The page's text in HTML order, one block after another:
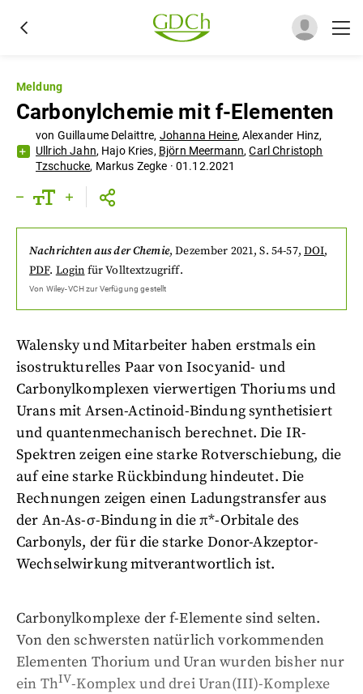
Meldung
Carbonylchemie mit f-Elementen
von Guillaume Delaittre, Johanna Heine,Alexander Hinz,
Ullrich Jahn, Hajo Kries, Björn Meermann,Carl Christoph
Tzschucke, Markus Zegke · 01.12.2021
Nachrichten aus der Chemie,Dezember 2021, S. 54-57, DOI,
PDF. Login für Volltextzugriff.
Von Wiley-VCHzur Verfügung gestellt
Walensky und Mitarbeiter haben erstmals ein
isostrukturelles Paar von Isocyanid- und
Carbonylkomplexen vierwertigen Thoriums und
Urans mit Arsen-Actinoid-Bindung synthetisiert
und quantenmechanisch berechnet. Die IR-
Spektren zeigen eine starke Rotverschiebung, die
auf eine starke Rückbindung hindeutet. Die
Rechnungen zeigen einen Ladungstransfer aus
der An-As-σ-Bindung in die π*-Orbitale des
Carbonyls, der für die starke Donor-Akzeptor-
Wechselwirkung mitverantwortlich ist.
Carbonylkomplexe der f-Elemente sind selten.
Von den schwersten natürlich vorkommenden
Elementen Thorium und Uran wurden bisher nur
ein ThIV-Komplex und drei Uran(III)-Komplexe